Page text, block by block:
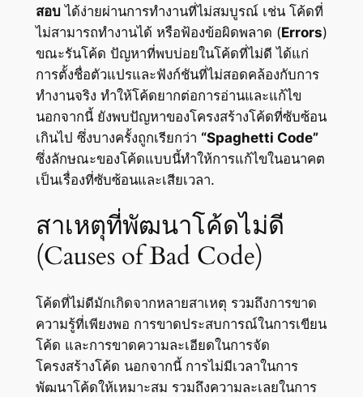
สอบได้ง่ายผ่านการทำงานที่ไม่สมบูรณ์ เช่น โค้ดที่
ไม่สามารถทำงานได้ หรือฟ้องข้อผิดพลาด (Errors)
ขณะรันโค้ด ปัญหาที่พบบ่อยในโค้ดที่ไม่ดี ได้แก่
การตั้งชื่อตัวแปรและฟังก์ชันที่ไม่สอดคล้องกับการ
ทำงานจริง ทำให้โค้ดยากต่อการอ่านและแก้ไข
นอกจากนี้ ยังพบปัญหาของโครงสร้างโค้ดที่ซับซ้อน
เกินไป ซึ่งบางครั้งถูกเรียกว่า “Spaghetti Code”
ซึ่งลักษณะของโค้ดแบบนี้ทำให้การแก้ไขในอนาคต
เป็นเรื่องที่ซับซ้อนและเสียเวลา.
สาเหตุที่พัฒนาโค้ดไม่ดี
(Causes of Bad Code)
โค้ดที่ไม่ดีมักเกิดจากหลายสาเหตุ รวมถึงการขาด
ความรู้ที่เพียงพอ การขาดประสบการณ์ในการเขียน
โค้ด และการขาดความละเอียดในการจัด
โครงสร้างโค้ด นอกจากนี้ การไม่มีเวลาในการ
พัฒนาโค้ดให้เหมาะสม รวมถึงความละเลยในการ